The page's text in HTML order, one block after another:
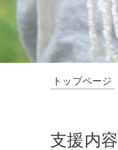
トップページ
支援内容